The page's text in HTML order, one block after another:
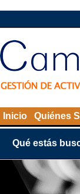
Inicio Quiénes
Qué estás